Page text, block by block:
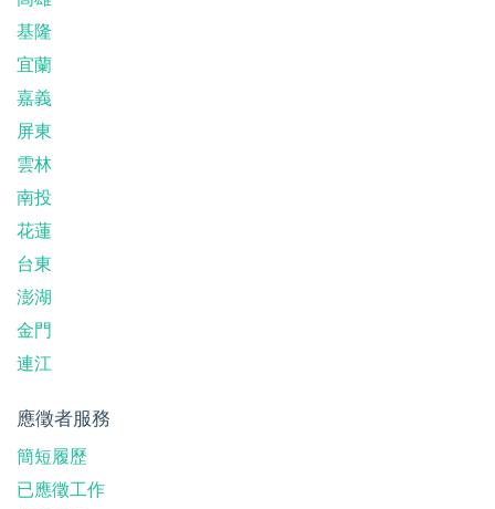
基隆
宜蘭
嘉義
屏東
雲林
南投
花蓮
台東
澎湖
金門
連江
應徵者服務
簡短履歷
已應徵工作